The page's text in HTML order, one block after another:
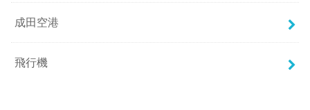
成田空港
飛行機